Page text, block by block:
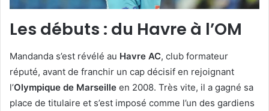
Les débuts : du Havre à l’OM
Mandanda s’est révélé au Havre AC, club formateur
réputé, avant de franchir un cap décisif en rejoignant
l’Olympique de Marseille en 2008. Très vite, il a gagné sa
place de titulaire et s’est imposé comme l’un des gardiens